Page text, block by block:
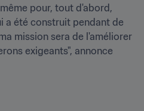
pour, tout d'abord,
a été construit pendant de
mission sera de l'améliorer
exigeants", annonce